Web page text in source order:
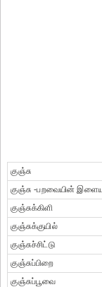
குஞ்சு
குஞ்சு -பறவையின்
குஞ்சுக்கிளி
குஞ்சுக்குயில்
குஞ்சுச்சிட்டு
குஞ்சுப்பிறை
குஞ்சுப்பூவை